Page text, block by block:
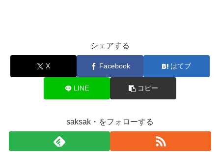
シェアする
X Facebook はてブ
LINE コピー
saksak・をフォローする